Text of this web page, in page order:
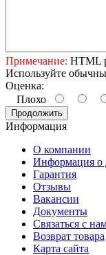
Примечание: HTML
Используйте
Оценка:
Плохо
Продолжить
Информация
О компании
Информация о
Гарантия
Отзывы
Вакансии
Документы
Связаться с
Возврат товара
Карта сайта